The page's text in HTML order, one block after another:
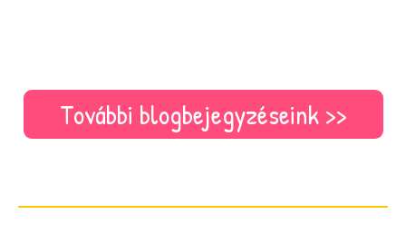
További blogbejegyzéseink >>